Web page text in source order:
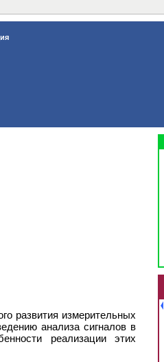
развития измерительных
анализа сигналов в
реализации этих